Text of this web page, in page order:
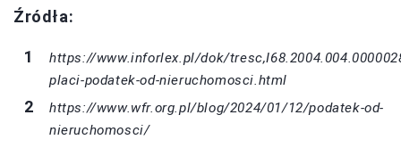
Źródła:
https://www.inforlex.pl/dok/
placi-podatek-od-nieruchomosci.html
https://www.wfr.org.pl/blog/2024/01/12/podatek-od-
nieruchomosci/